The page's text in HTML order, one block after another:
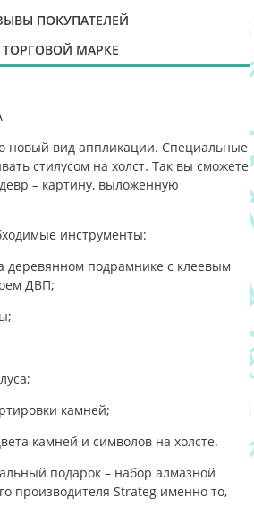
ПОКУПАТЕЛЕЙ
МАРКЕ
новый вид аппликации. Специальные
стилусом на холст. Так вы сможете
– картину, выложенную
инструменты:
деревянном подрамнике с клеевым
ДВП;
камней;
камней и символов на холсте.
подарок – набор алмазной
производителя Strateg именно то,